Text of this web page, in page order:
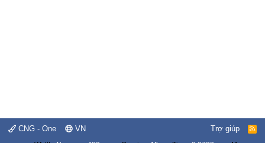
CNG - One VN Trợ giúp
R